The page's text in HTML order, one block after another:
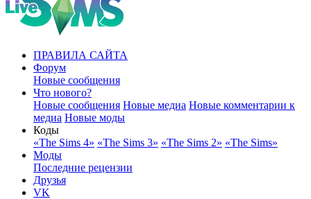
ПРАВИЛА САЙТА
Форум
Новые сообщения
Что нового?
Новые сообщения Новые медиа Новые комментарии к
медиа Новые моды
Коды
«The Sims 4» «The Sims 3» «The Sims 2» «The Sims»
Моды
Последние рецензии
Друзья
VK